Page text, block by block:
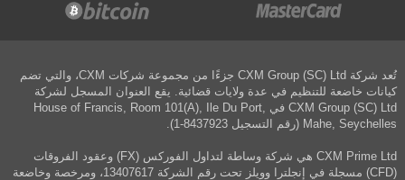
تُعد شركة CXM Group (SC) Ltd جزءًا من مجموعة شركات CXM، والتي تضم
كيانات خاضعة للتنظيم في عدة ولايات قضائية. يقع العنوان المسجل لشركة
CXM Group (SC) Ltd في House of Francis, Room 101(A), Ile Du Port,
Mahe, Seychelles (رقم التسجيل 8437923-1).
CXM Prime Ltd هي شركة وساطة لتداول الفوركس (FX) وعقود الفروقات
(CFD) مسجلة في إنجلترا وويلز تحت رقم الشركة 13407617، ومرخصة وخاضعة